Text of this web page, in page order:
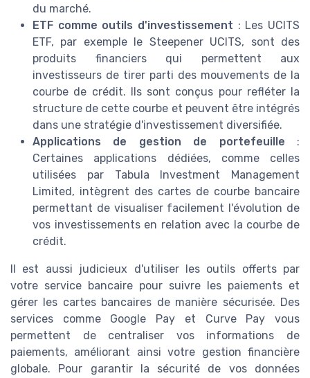
du marché.
ETF comme outils d'investissement : Les UCITS
ETF, par exemple le Steepener UCITS, sont des
produits financiers qui permettent aux
investisseurs de tirer parti des mouvements de la
courbe de crédit. Ils sont conçus pour refléter la
structure de cette courbe et peuvent être intégrés
dans une stratégie d'investissement diversifiée.
Applications de gestion de portefeuille :
Certaines applications dédiées, comme celles
utilisées par Tabula Investment Management
Limited, intègrent des cartes de courbe bancaire
permettant de visualiser facilement l'évolution de
vos investissements en relation avec la courbe de
crédit.
Il est aussi judicieux d'utiliser les outils offerts par
votre service bancaire pour suivre les paiements et
gérer les cartes bancaires de manière sécurisée. Des
services comme Google Pay et Curve Pay vous
permettent de centraliser vos informations de
paiements, améliorant ainsi votre gestion financière
globale. Pour garantir la sécurité de vos données